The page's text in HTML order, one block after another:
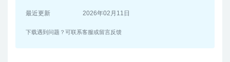
最近更新 2026年02月11日
下载遇到问题？可联系客服或留言反馈